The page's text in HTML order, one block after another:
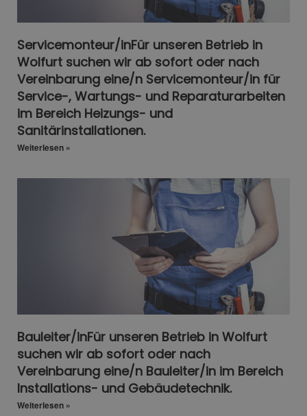
Servicemonteur/inFür unseren Betrieb in
Wolfurt suchen wir ab sofort oder nach
Vereinbarung eine/n Servicemonteur/in für
Service-, Wartungs- und Reparaturarbeiten
im Bereich Heizungs- und
Sanitärinstallationen.
Weiterlesen »
Bauleiter/inFür unseren Betrieb in Wolfurt
suchen wir ab sofort oder nach
Vereinbarung eine/n Bauleiter/in im Bereich
Installations- und Gebäudetechnik.
Weiterlesen »